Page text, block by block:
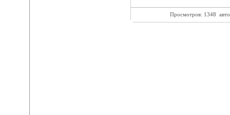
Просмотров: 1348